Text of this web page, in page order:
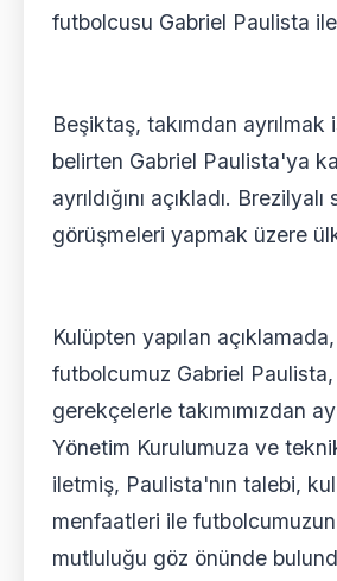
futbolcusu Gabriel Paulista ile
Beşiktaş, takımdan ayrılmak
belirten Gabriel Paulista'ya
ayrıldığını açıkladı.
görüşmeleri yapmak üzere
Kulüpten yapılan
futbolcumuz Gabriel
gerekçelerle takımımızdan
Yönetim Kurulumuza ve
iletmiş, Paulista'nın talebi,
menfaatleri ile
mutluluğu göz önünde